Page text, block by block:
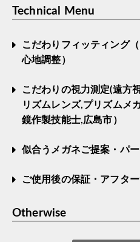
Technical Menu
こだわりフィッティング
心地調整）
こだわりの視力測定(遠方
リズムレンズ,プリズムメ
鏡作製技能士,広島市）
似合うメガネご提案・パ
ご使用後の保証・アフタ
Otherwise